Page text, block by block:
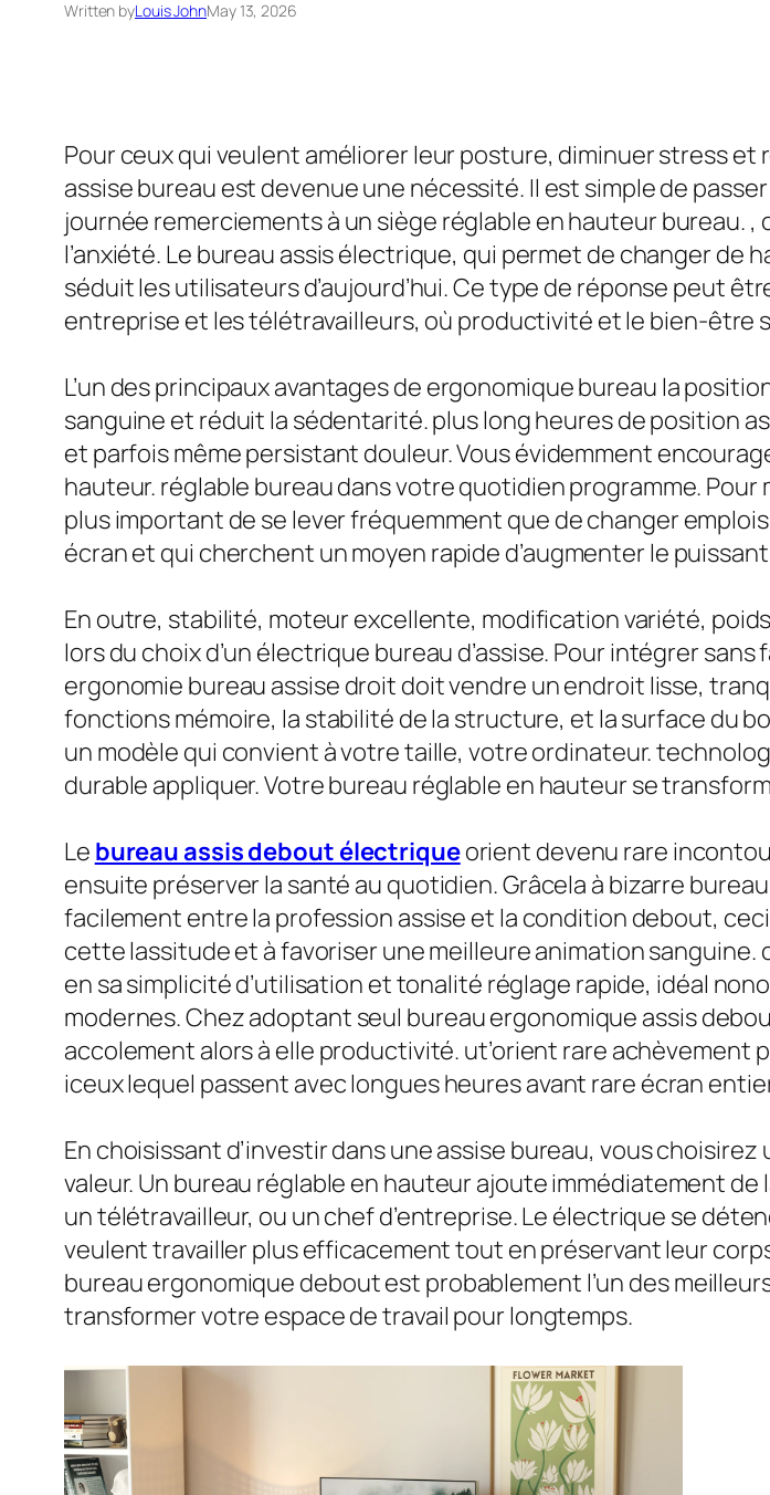
Written byLouis JohnMay 13, 2026
Pour ceux qui veulent améliorer leur posture, diminuer stress
assise bureau est devenue une nécessité. Il est simple de
journée remerciements à un siège réglable en hauteur bureau.
l’anxiété. Le bureau assis électrique, qui permet de changer
séduit les utilisateurs d’aujourd’hui. Ce type de réponse peut
entreprise et les télétravailleurs, où productivité et le bien-être
L’un des principaux avantages de ergonomique bureau la
sanguine et réduit la sédentarité. plus long heures de position
et parfois même persistant douleur. Vous évidemment
hauteur. réglable bureau dans votre quotidien programme.
plus important de se lever fréquemment que de changer
écran et qui cherchent un moyen rapide d’augmenter le
En outre, stabilité, moteur excellente, modification variété,
lors du choix d’un électrique bureau d’assise. Pour intégrer
ergonomie bureau assise droit doit vendre un endroit lisse,
fonctions mémoire, la stabilité de la structure, et la surface du
un modèle qui convient à votre taille, votre ordinateur.
durable appliquer. Votre bureau réglable en hauteur se
Le bureau assis debout électriqueorient devenu rare
ensuite préserver la santé au quotidien. Grâcela à bizarre
facilement entre la profession assise et la condition debout,
cette lassitude et à favoriser une meilleure animation
en sa simplicité d’utilisation et tonalité réglage rapide, idéal
modernes. Chez adoptant seul bureau ergonomique assis
accolement alors à elle productivité. ut’orient rare achèvement
iceux lequel passent avec longues heures avant rare écran
En choisissant d’investir dans une assise bureau, vous
valeur. Un bureau réglable en hauteur ajoute immédiatement
un télétravailleur, ou un chef d’entreprise. Le électrique se
veulent travailler plus efficacement tout en préservant leur
bureau ergonomique debout est probablement l’un des
transformer votre espace de travail pour longtemps.